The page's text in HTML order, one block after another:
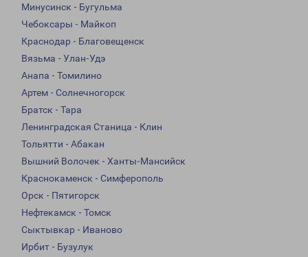
Минусинск - Бугульма
Чебоксары - Майкоп
Краснодар - Благовещенск
Вязьма - Улан-Удэ
Анапа - Томилино
Артем - Солнечногорск
Братск - Тара
Ленинградская Станица - Клин
Тольятти - Абакан
Вышний Волочек - Ханты-Мансийск
Краснокаменск - Симферополь
Орск - Пятигорск
Нефтекамск - Томск
Сыктывкар - Иваново
Ирбит - Бузулук